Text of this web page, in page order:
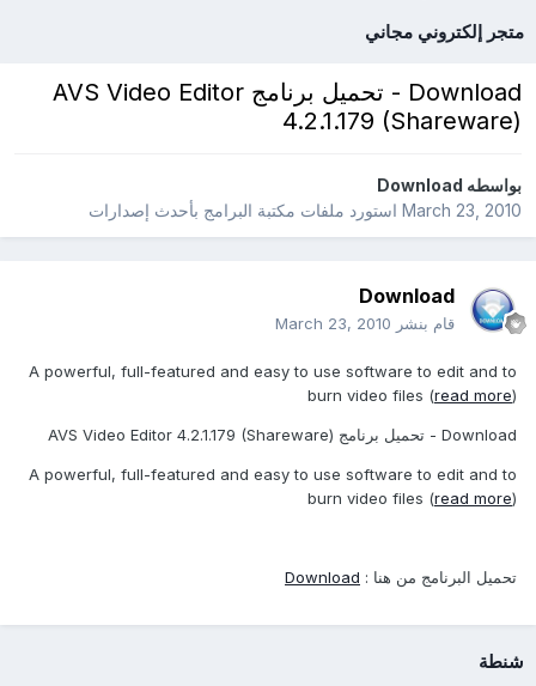
متجر إلكتروني مجاني
Download - تحميل برنامج AVS Video Editor
4.2.1.179 (Shareware)
بواسطهDownload
March 23, 2010استورد ملفات مكتبة البرامج بأحدث إصدارات
Download
قام بنشر March 23, 2010
A powerful, full-featured and easy to use software to edit and to
burn video files (read more
Download - تحميل برنامج AVS Video Editor 4.2.1.179 (Shareware)
A powerful, full-featured and easy to use software to edit and to
burn video files (read more
تحميل البرنامج من هنا : Download
شنطة